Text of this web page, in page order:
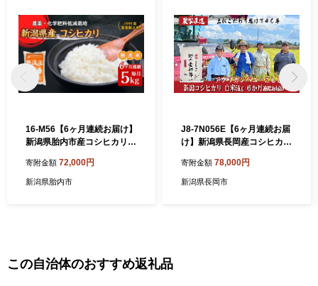
16-M56【6ヶ月連続お届け】
新潟県胎内市産コシヒカリ
寄附金額 72,000円
新潟県胎内市
J8-7N056E【6ヶ月連続お届
け】新潟県長岡産コシヒカリ
寄附金額 78,000円
新潟県長岡市
この自治体のおすすめ返礼品